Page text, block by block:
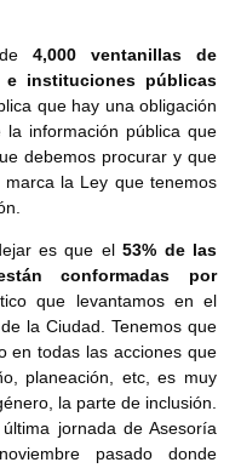
de4,000 ventanillas de
e instituciones públicas
que hay una obligación
información pública que
debemos procurar y que
la Ley que tenemos
es que el53% de las
conformadas por
que levantamos en el
la Ciudad. Tenemos que
en todas las acciones que
planeación, etc, es muy
la parte de inclusión.
jornada de Asesoría
pasado donde